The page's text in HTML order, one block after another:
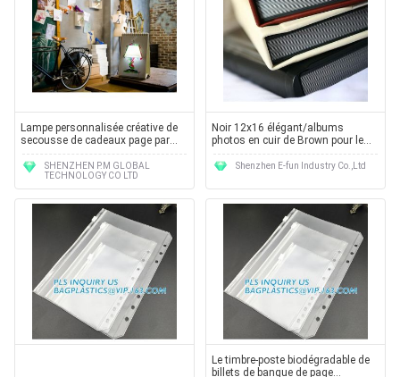
Lampe personnalisée créative de
secousse de cadeaux page par
page
SHENZHEN P.M GLOBAL
TECHNOLOGY CO LTD
Noir 12x16 élégant/albums
photos en cuir de Brown pour le
cinquantième
anniversaire/vacances
Shenzhen E-fun Industry Co.,Ltd
Le timbre-poste biodégradable de
billets de banque de page